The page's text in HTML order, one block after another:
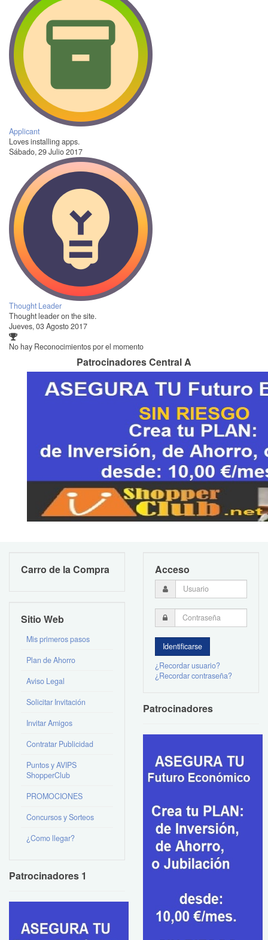
Applicant
Loves installing apps.
Sábado, 29 Julio 2017
Thought Leader
Thought leader on the site.
Jueves, 03 Agosto 2017
No hay Reconocimientos por el momento
Patrocinadores Central A
Carro de la Compra
Sitio Web
Mis primeros pasos
Plan de Ahorro
Aviso Legal
Solicitar Invitación
Invitar Amigos
Contratar Publicidad
Puntos y AVIPS
ShopperClub
PROMOCIONES
Concursos y Sorteos
¿Como llegar?
Patrocinadores 1
Acceso
¿Recordar usuario?
¿Recordar contraseña?
Patrocinadores